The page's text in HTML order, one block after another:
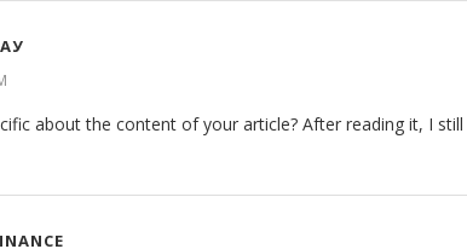
about the content of your article? After reading it, I